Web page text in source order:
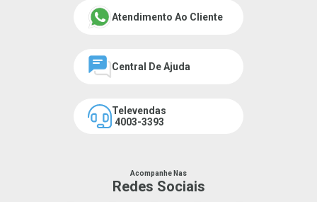
Atendimento Ao Cliente
Central De Ajuda
Televendas
4003-3393
Acompanhe Nas
Redes Sociais